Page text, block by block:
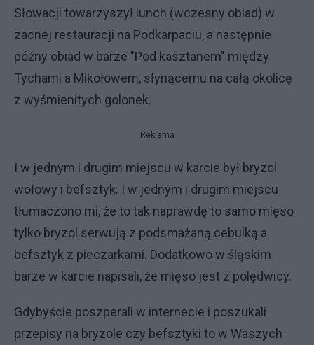
Słowacji towarzyszył lunch (wczesny obiad) w
zacnej restauracji na Podkarpaciu, a następnie
późny obiad w barze "Pod kasztanem" między
Tychami a Mikołowem, słynącemu na całą okolicę
z wyśmienitych golonek.
Reklama
I w jednym i drugim miejscu w karcie był bryzol
wołowy i befsztyk. I w jednym i drugim miejscu
tłumaczono mi, że to tak naprawdę to samo mięso
tylko bryzol serwują z podsmażaną cebulką a
befsztyk z pieczarkami. Dodatkowo w śląskim
barze w karcie napisali, że mięso jest z polędwicy.
Gdybyście poszperali w internecie i poszukali
przepisy na bryzole czy befsztyki to w Waszych